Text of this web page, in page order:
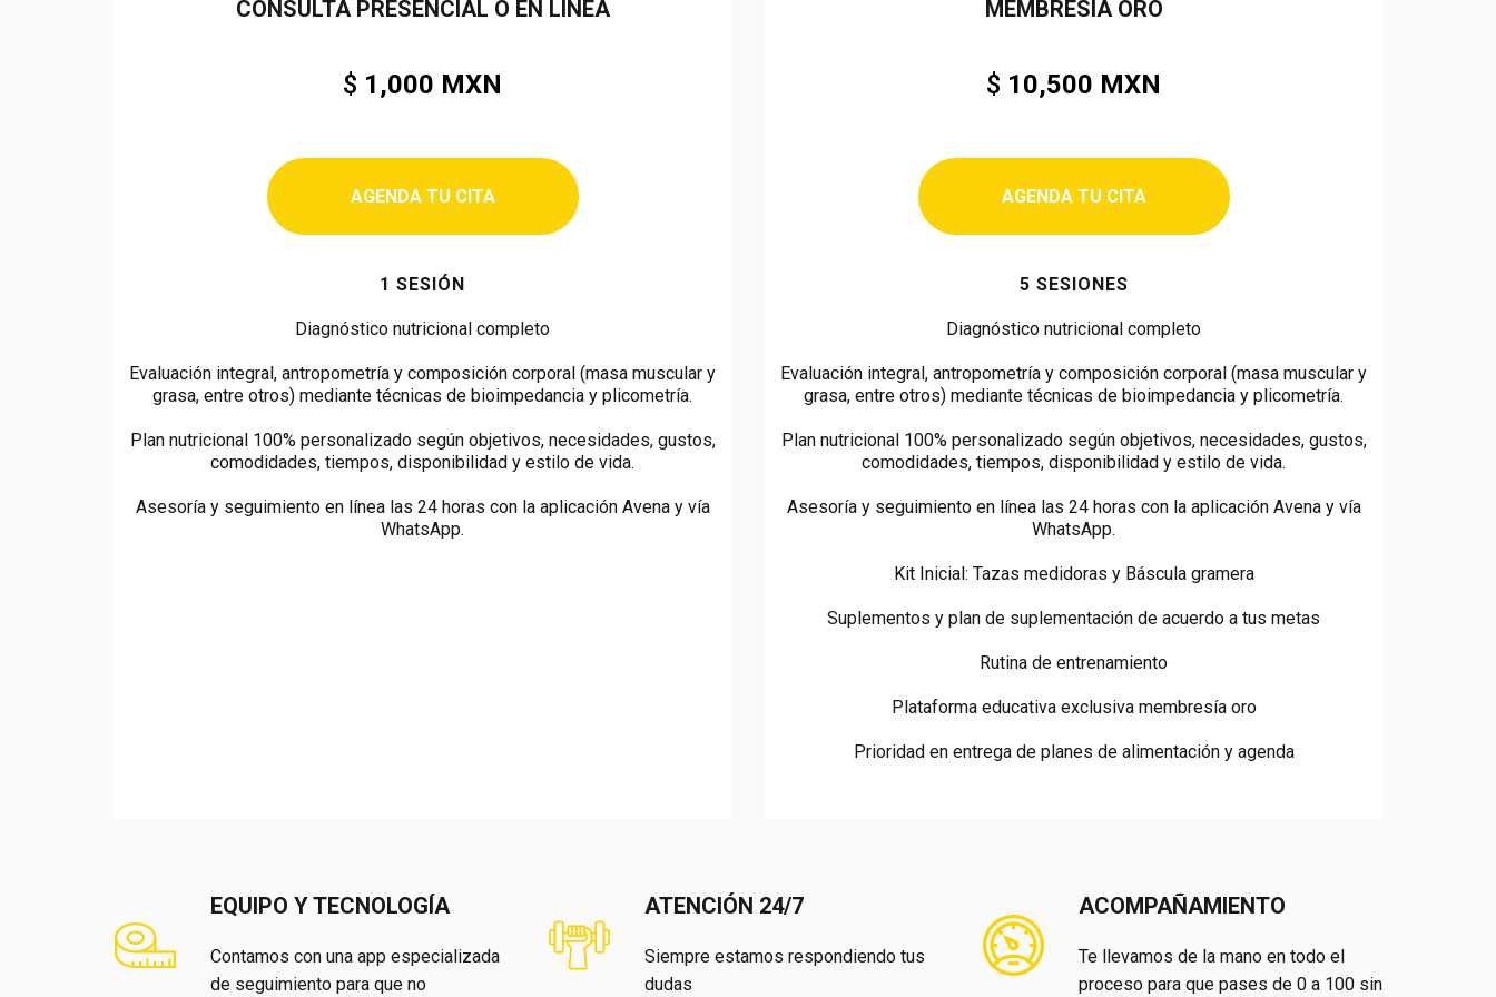
CONSULTA PRESENCIAL O EN LINEA
$ 1,000 MXN
AGENDA TU CITA
1 SESIÓN
Diagnóstico nutricional completo
Evaluación integral, antropometría y composición corporal (masa muscular y
grasa, entre otros) mediante técnicas de bioimpedancia y plicometría.
Plan nutricional 100% personalizado según objetivos, necesidades, gustos,
comodidades, tiempos, disponibilidad y estilo de vida.
Asesoría y seguimiento en línea las 24 horas con la aplicación Avena y vía
WhatsApp.
MEMBRESÍA ORO
$ 10,500 MXN
AGENDA TU CITA
5 SESIONES
Diagnóstico nutricional completo
Evaluación integral, antropometría y composición corporal (masa muscular y
grasa, entre otros) mediante técnicas de bioimpedancia y plicometría.
Plan nutricional 100% personalizado según objetivos, necesidades, gustos,
comodidades, tiempos, disponibilidad y estilo de vida.
Asesoría y seguimiento en línea las 24 horas con la aplicación Avena y vía
WhatsApp.
Kit Inicial: Tazas medidoras y Báscula gramera
Suplementos y plan de suplementación de acuerdo a tus metas
Rutina de entrenamiento
Plataforma educativa exclusiva membresía oro
Prioridad en entrega de planes de alimentación y agenda
EQUIPO Y TECNOLOGÍA
Contamos con una app especializada
de seguimiento para que no
ATENCIÓN 24/7
Siempre estamos respondiendo tus
dudas
ACOMPAÑAMIENTO
Te llevamos de la mano en todo el
proceso para que pases de 0 a 100 sin